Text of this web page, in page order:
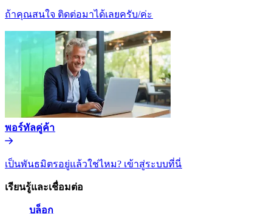
ถ้าคุณสนใจ ติดต่อมาได้เลยครับ/ค่ะ​​
พอร์ทัลคู่ค้า​​
เป็นพันธมิตรอยู่แล้วใช่ไหม? เข้าสู่ระบบที่นี่​​
เรียนรู้และเชื่อมต่อ​​
บล็อก​​